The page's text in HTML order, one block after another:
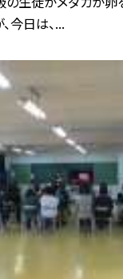
今日は、...